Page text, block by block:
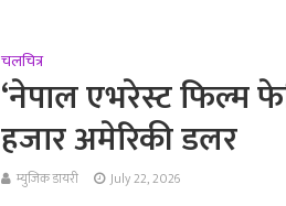
चलचित्र
‘नेपाल एभरेस्ट फिल्म
हजार अमेरिकी डलर
म्युजिक डायरी July 22, 2026